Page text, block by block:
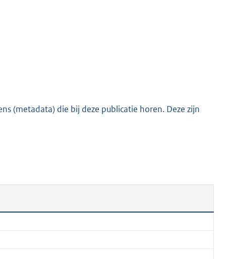
(metadata) die bij deze publicatie horen. Deze zijn